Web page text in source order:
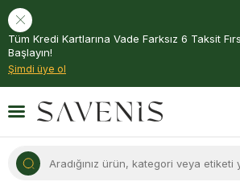
Tüm Kredi Kartlarına Vade Farksız 6 Taksit
Başlayın!
Şimdi üye ol